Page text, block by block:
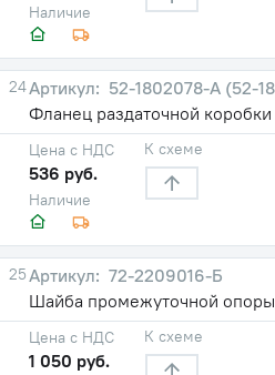
Наличие
24
52-1802078-А (52-
Фланец раздаточной коробки
Наличие
Цена с НДС
536 руб.
К схеме
25
72-2209016-Б
Шайба промежуточной
Цена с НДС
1 050 руб.
К схеме